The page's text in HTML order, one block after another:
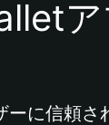
に信頼さ